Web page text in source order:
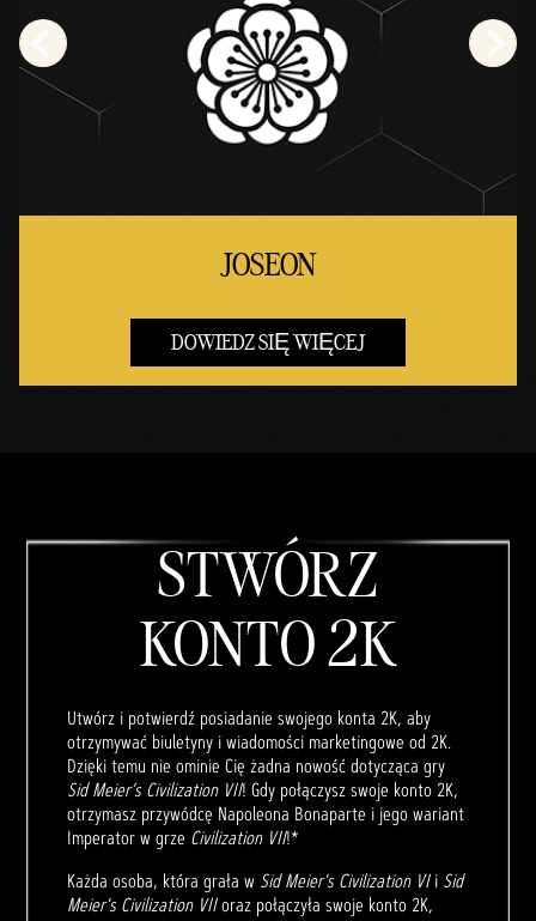
JOSEON
DOWIEDZ SIĘ WIĘCEJ
STWÓRZ
KONTO 2K
Utwórz i potwierdź posiadanie swojego konta 2K, aby
otrzymywać biuletyny i wiadomości marketingowe od 2K.
Dzięki temu nie ominie Cię żadna nowość dotycząca gry
Sid Meier’s Civilization VII! Gdy połączysz swoje konto 2K,
otrzymasz przywódcę Napoleona Bonaparte i jego wariant
Imperator w grze Civilization VII!*
Każda osoba, która grała w Sid Meier's Civilization VIi Sid
Meier's Civilization VIIoraz połączyła swoje konto 2K,